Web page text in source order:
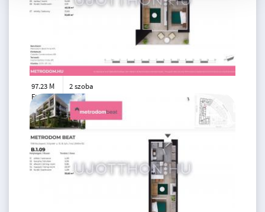
97.23 M
Ft
40 m2
2 szoba
3. emelet